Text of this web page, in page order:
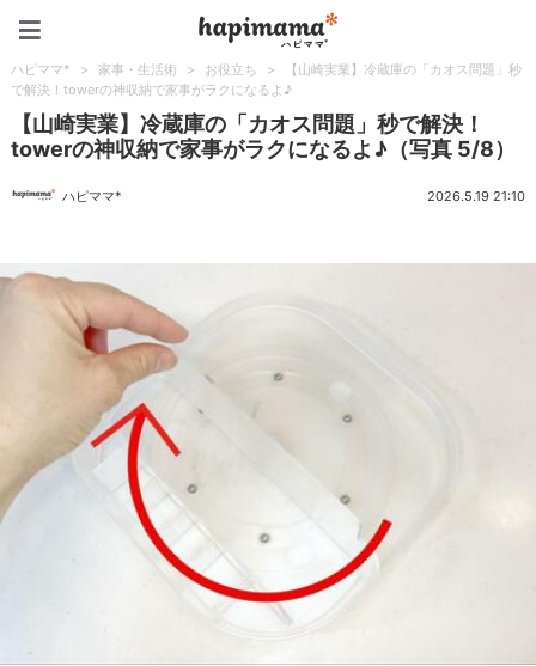
ハピママ* > 家事・生活術 > お役立ち >
【山崎実業】冷蔵庫の「カオス問題」秒
で解決！towerの神収納で家事がラクになるよ♪
【山崎実業】冷蔵庫の「カオス問題」秒で解決！
towerの神収納で家事がラクになるよ♪（写真 5/8）
ハピママ* 2026.5.19 21:10